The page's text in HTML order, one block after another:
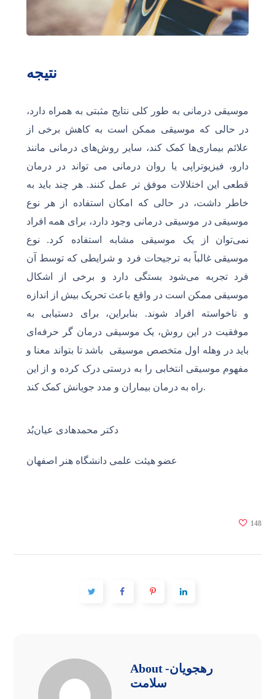
نتیجه
موسیقی درمانی به طور کلی نتایج مثبتی به همراه دارد،
در حالی که موسیقی ممکن است به کاهش برخی از
علائم بیماری‌ها کمک کند، سایر روش‌های درمانی مانند
دارو، فیزیوتراپی یا روان درمانی می تواند در درمان
قطعی این اختلالات موفق تر عمل کنند. هر چند باید به
خاطر داشت، در حالی که امکان استفاده از هر نوع
موسیقی در موسیقی درمانی وجود دارد، برای همه افراد
نمی‌توان از یک موسیقی مشابه استفاده کرد. نوع
موسیقی غالباً به ترجیحات فرد و شرایطی که توسط آن
فرد تجربه می‌شود بستگی دارد و برخی از اشکال
موسیقی ممکن است در واقع باعث تحریک بیش از اندازه
و ناخواسته افراد شوند. بنابراین، برای دستیابی به
موفقیت در این روش، یک موسیقی درمان گر حرفه‌ای
باید در وهله اول متخصص موسیقی باشد تا بتواند معنا و
مفهوم موسیقی انتخابی را به درستی درک کرده و از این
راه به درمان بیماران و مدد جویانش کمک کند.
دکتر محمدهادی عیان‌بُد
عضو هیئت علمی دانشگاه هنر اصفهان
148
About -رهجویان
سلامت